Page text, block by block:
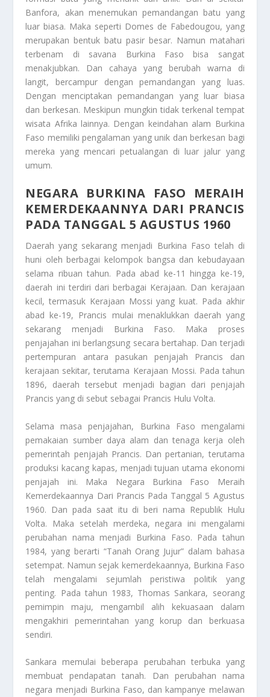
Banfora, akan menemukan pemandangan batu yang
luar biasa. Maka seperti Domes de Fabedougou, yang
merupakan bentuk batu pasir besar. Namun matahari
terbenam di savana Burkina Faso bisa sangat
menakjubkan. Dan cahaya yang berubah warna di
langit, bercampur dengan pemandangan yang luas.
Dengan menciptakan pemandangan yang luar biasa
dan berkesan. Meskipun mungkin tidak terkenal tempat
wisata Afrika lainnya. Dengan keindahan alam Burkina
Faso memiliki pengalaman yang unik dan berkesan bagi
mereka yang mencari petualangan di luar jalur yang
umum.
NEGARA BURKINA FASO MERAIH
KEMERDEKAANNYA DARI PRANCIS
PADA TANGGAL 5 AGUSTUS 1960
Daerah yang sekarang menjadi Burkina Faso telah di
huni oleh berbagai kelompok bangsa dan kebudayaan
selama ribuan tahun. Pada abad ke-11 hingga ke-19,
daerah ini terdiri dari berbagai Kerajaan. Dan kerajaan
kecil, termasuk Kerajaan Mossi yang kuat. Pada akhir
abad ke-19, Prancis mulai menaklukkan daerah yang
sekarang menjadi Burkina Faso. Maka proses
penjajahan ini berlangsung secara bertahap. Dan terjadi
pertempuran antara pasukan penjajah Prancis dan
kerajaan sekitar, terutama Kerajaan Mossi. Pada tahun
1896, daerah tersebut menjadi bagian dari penjajah
Prancis yang di sebut sebagai Prancis Hulu Volta.
Selama masa penjajahan, Burkina Faso mengalami
pemakaian sumber daya alam dan tenaga kerja oleh
pemerintah penjajah Prancis. Dan pertanian, terutama
produksi kacang kapas, menjadi tujuan utama ekonomi
penjajah ini. Maka
Negara Burkina Faso Meraih
Kemerdekaannya Dari Prancis Pada Tanggal 5 Agustus
1960. Dan pada saat itu di beri nama Republik Hulu
Volta. Maka setelah merdeka, negara ini mengalami
perubahan nama menjadi Burkina Faso. Pada tahun
1984, yang berarti “Tanah Orang Jujur” dalam bahasa
setempat. Namun sejak kemerdekaannya, Burkina Faso
telah mengalami sejumlah peristiwa politik yang
penting. Pada tahun 1983, Thomas Sankara, seorang
pemimpin maju, mengambil alih kekuasaan dalam
mengakhiri pemerintahan yang korup dan berkuasa
sendiri.
Sankara memulai beberapa perubahan terbuka yang
membuat pendapatan tanah. Dan perubahan nama
negara menjadi Burkina Faso, dan kampanye melawan